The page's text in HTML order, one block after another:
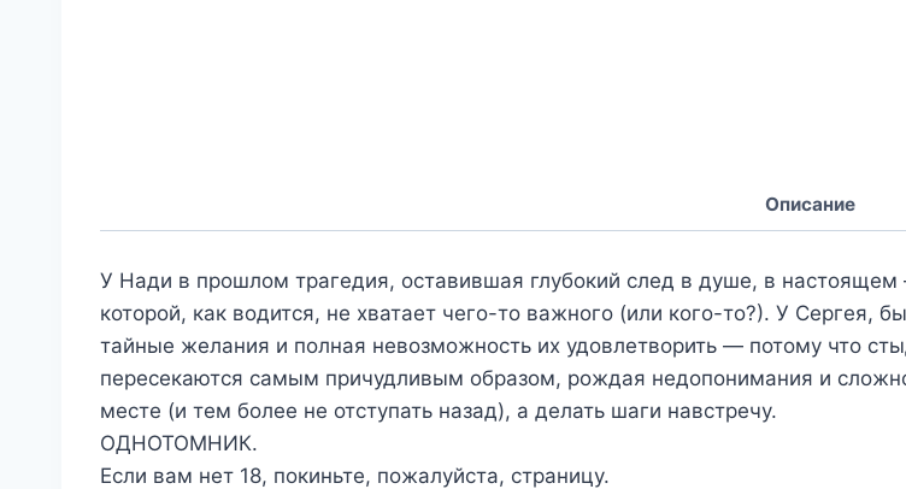
Описание
У Нади в прошлом трагедия, оставившая глубокий след в душе, в
которой, как водится, не хватает чего-то важного (или кого-то?). У Сергея,
тайные желания и полная невозможность их удовлетворить — потому что
пересекаются самым причудливым образом, рождая недопонимания и
месте (и тем более не отступать назад), а делать шаги навстречу.
ОДНОТОМНИК.
Если вам нет 18, покиньте, пожалуйста, страницу.